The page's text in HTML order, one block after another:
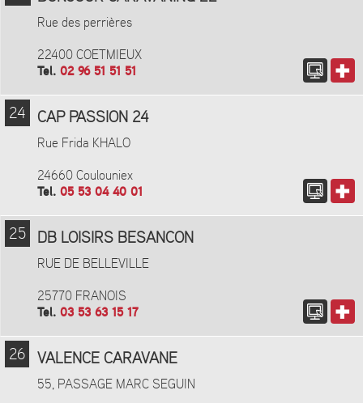
Rue des perrières
22400 COETMIEUX
Tel. 02 96 51 51 51
24 CAP PASSION 24
Rue Frida KHALO
24660 Coulouniex
Tel. 05 53 04 40 01
25 DB LOISIRS BESANCON
RUE DE BELLEVILLE
25770 FRANOIS
Tel. 03 53 63 15 17
26 VALENCE CARAVANE
55, PASSAGE MARC SEGUIN